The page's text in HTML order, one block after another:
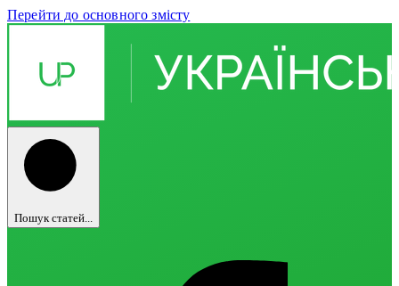
Перейти до основного змісту
Пошук статей...